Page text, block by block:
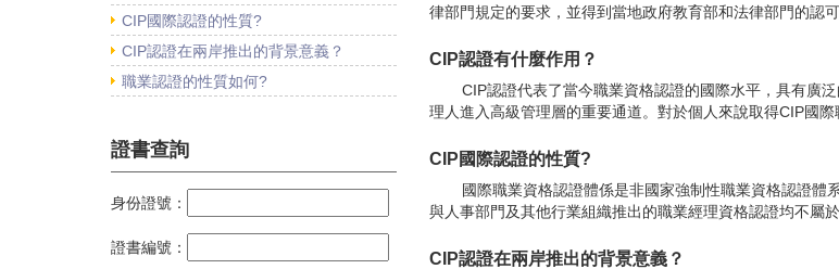
CIP國際認證的性質?
CIP認證在兩岸推出的背景意義？
職業認證的性質如何?
證書查詢
身份證號：
證書編號：
律部門規定的要求，並得到當地政府教育部和法律部門的認可
CIP認證有什麼作用？
CIP認證代表了當今職業資格認證的國際水平，具有廣
理人進入高級管理層的重要通道。對於個人來說取得CIP國際
CIP國際認證的性質?
國際職業資格認證體係是非國家強制性職業資格認證
與人事部門及其他行業組織推出的職業經理資格認證均不屬
CIP認證在兩岸推出的背景意義？